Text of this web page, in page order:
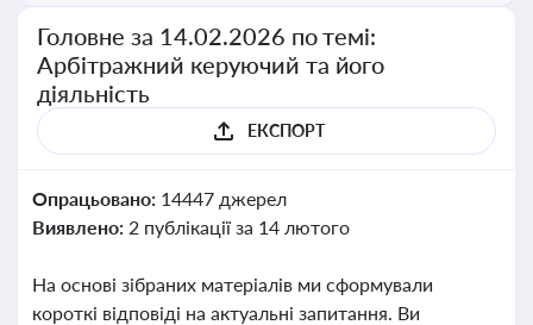
Головне за 14.02.2026 по темі:
Арбітражний керуючий та його
діяльність
ЕКСПОРТ
Опрацьовано: 14447 джерел
Виявлено: 2 публікації за 14 лютого
На основі зібраних матеріалів ми сформували
короткі відповіді на актуальні запитання. Ви